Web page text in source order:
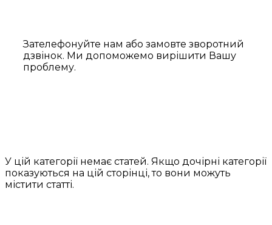
Зателефонуйте нам або замовте зворотний
дзвінок. Ми допоможемо вирішити Вашу
проблему.
У цій категорії немає статей. Якщо дочірні категорії
показуються на цій сторінці, то вони можуть
містити статті.